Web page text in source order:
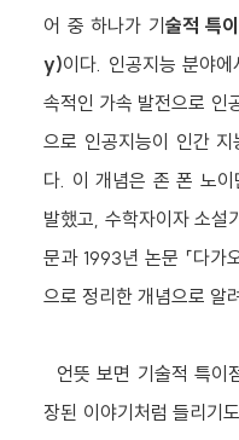
어 중 하나가 기 술적 특
y)이다. 인공지능 분야
속적인 가속 발전으로 인
으로 인공지능이 인간
다. 이 개념은 존 폰 노
발했고, 수학자이자 소설
문과 1993년 논문 「다가
으로 정리한 개념으로 알
언뜻 보면 기술적 특이
장된 이야기처럼 들리기